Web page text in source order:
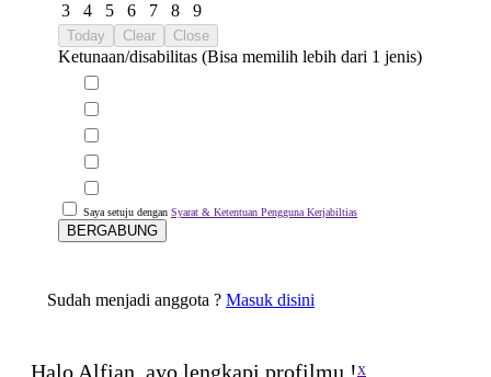
3 4 5 6 7 8 9
Today Clear Close
Ketunaan/disabilitas (Bisa memilih lebih dari 1 jenis)
Saya setuju dengan Syarat & Ketentuan Pengguna Kerjabiltias
BERGABUNG
Sudah menjadi anggota ? Masuk disini
Halo Alfian, ayo lengkapi profilmu !x